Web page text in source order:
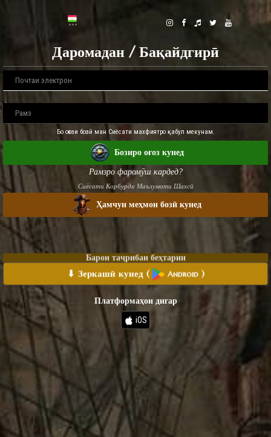
Даромадан / Бақайдгирӣ
Бо оғози бозӣ ман Сиёсати махфиятро қабул мекунам.
Бозиро оғоз кунед
Рамзро фаромӯш кардед?
Сиёсати Корбурди Маълумоти Шахсӣ
Ҳамчун меҳмон бозӣ кунед
Барои таҷрибаи беҳтарин
⬇ Зеркашӣ кунед ( Android)
Платформаҳои дигар
iOS